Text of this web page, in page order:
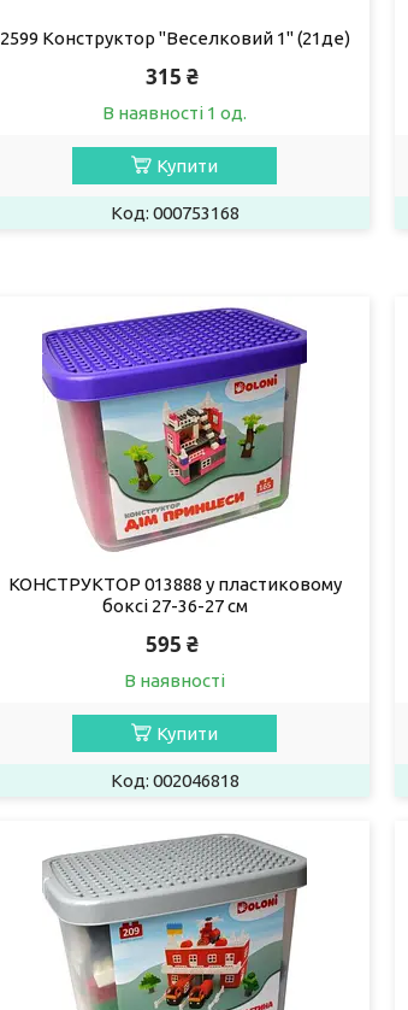
2599 Конструктор "Веселковий 1" (21де)
315 ₴
В наявності 1 од.
Купити
000753168
КОНСТРУКТОР 013888 у пластиковому
боксі 27-36-27 см
595 ₴
В наявності
Купити
002046818